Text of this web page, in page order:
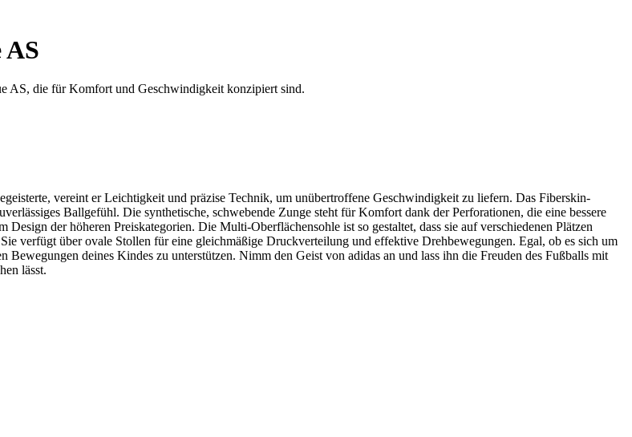
AS
AS, die für Komfort und Geschwindigkeit konzipiert sind.
vereint er Leichtigkeit und präzise Technik, um unübertroffene Geschwindigkeit zu liefern. Das Fiberskin-
Ballgefühl. Die synthetische, schwebende Zunge steht für Komfort dank der Perforationen, die eine bessere
der höheren Preiskategorien. Die Multi-Oberflächensohle ist so gestaltet, dass sie auf verschiedenen Plätzen
verfügt über ovale Stollen für eine gleichmäßige Druckverteilung und effektive Drehbewegungen. Egal, ob es sich um
deines Kindes zu unterstützen. Nimm den Geist von adidas an und lass ihn die Freuden des Fußballs mit
lässt.